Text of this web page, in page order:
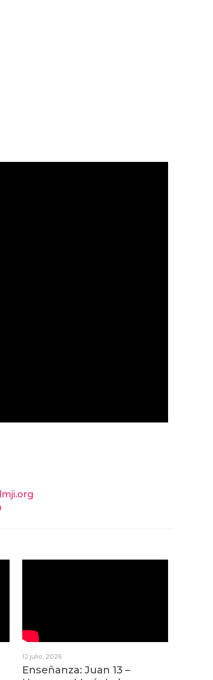
12 julio, 2026
Enseñanza: Juan 13 –